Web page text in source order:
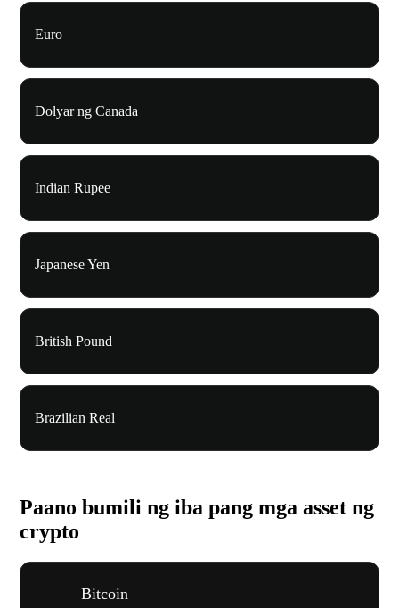
Euro
Dolyar ng Canada
Indian Rupee
Japanese Yen
British Pound
Brazilian Real
Paano bumili ng iba pang mga asset ng
crypto
Bitcoin